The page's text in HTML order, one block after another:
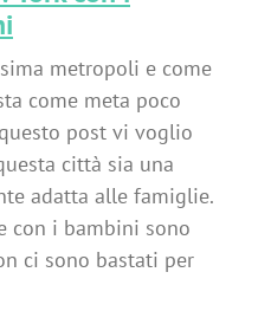
metropoli e come
come meta poco
post vi voglio
città sia una
adatta alle famiglie.
con i bambini sono
ci sono bastati per